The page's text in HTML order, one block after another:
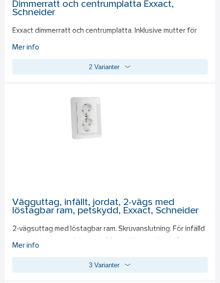
Dimmerratt och centrumplatta Exxact,
Schneider
Exxact dimmerratt och centrumplatta. Inklusive mutter för
vriddimmer.
Mer info
2 Varianter
Vägguttag, infällt, jordat, 2-vägs med
löstagbar ram, petskydd, Exxact, Schneider
2-vägsuttag med löstagbar ram. Skruvanslutning. För infälld
montering i apparatdosa c/c 60 mm. Uttagen har två
Mer info
3 Varianter